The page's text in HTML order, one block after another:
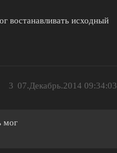
востанавливать исходный
07.Декабрь.2014 09:34:03
3
мог